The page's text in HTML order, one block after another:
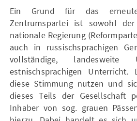
Ein Grund für das
Zentrumspartei ist sowohl
nationale Regierung
auch in russischsprachigen
vollständige, landesweite
estnischsprachigen
diese Stimmung nutzen und
dieses Teils der Gesellschaft
Inhaber von sog. grauen